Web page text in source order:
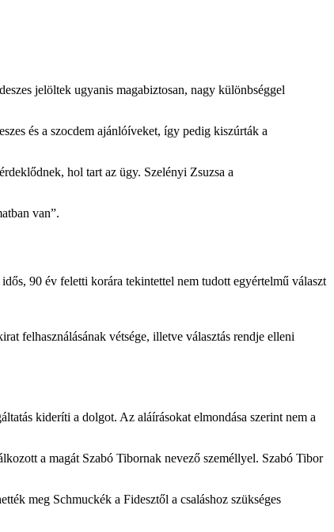
jelöltek ugyanis magabiztosan, nagy különbséggel
és a szocdem ajánlóíveket, így pedig kiszúrták a
hol tart az ügy. Szelényi Zsuzsa a
van”.
90 év feletti korára tekintettel nem tudott egyértelmű választ
felhasználásának vétsége, illetve választás rendje elleni
kideríti a dolgot. Az aláírásokat elmondása szerint nem a
a magát Szabó Tibornak nevező személlyel. Szabó Tibor
meg Schmuckék a Fidesztől a csaláshoz szükséges